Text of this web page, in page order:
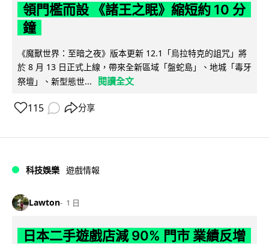
領門檻而設 《諸王之眠》縮短約 10 分
鐘
《魔獸世界：至暗之夜》版本更新 12.1「烏拉特克的詛咒」將
於 8 月 13 日正式上線，帶來全新區域「盤蛇島」、地城「毒牙
祭壇」、新型態世...
閱讀全文
115 分享
科技娛樂 遊戲情報
Lawton 1 日
日本二手遊戲店減 90% 門市 業績反增